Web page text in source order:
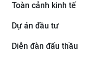
Toàn cảnh kinh tế
Dự án đầu tư
Diễn đàn đấu thầu